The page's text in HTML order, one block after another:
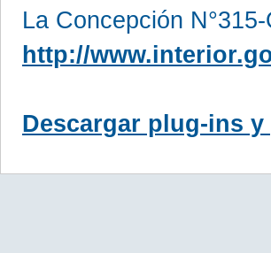
La Concepción
http://
Descargar plug-ins